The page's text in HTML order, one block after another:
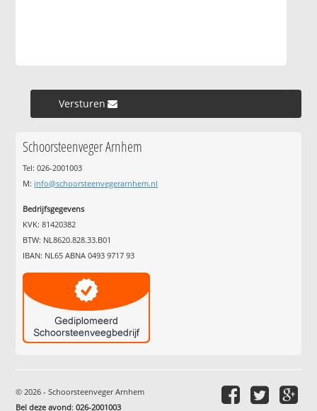
Versturen »
Schoorsteenveger Arnhem
Tel: 026-2001003
M: info@schoorsteenvegerarnhem.nl
Bedrijfsgegevens
KVK: 81420382
BTW: NL8620.828.33.B01
IBAN: NL65 ABNA 0493 9717 93
© 2026 - Schoorsteenveger Arnhem
Bel deze avond:026-2001003